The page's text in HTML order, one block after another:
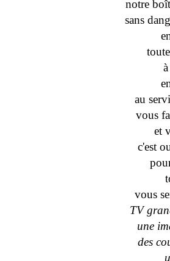
notre
sans
au
vous
et
c'est
vous
TV
une
des